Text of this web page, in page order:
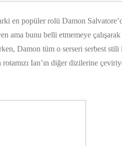
en popüler rolü Damon
ama bunu belli etmemeye
Damon tüm o serseri serbest
Ian’ın diğer dizilerine